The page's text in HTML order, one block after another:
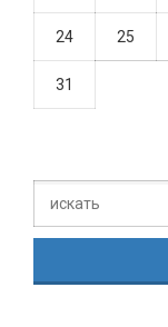
24 25
31